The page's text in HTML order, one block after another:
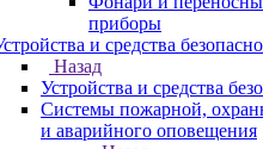
приборы
и средства
Назад
Устройства и средства
Системы пожарной,
и аварийного оповещения